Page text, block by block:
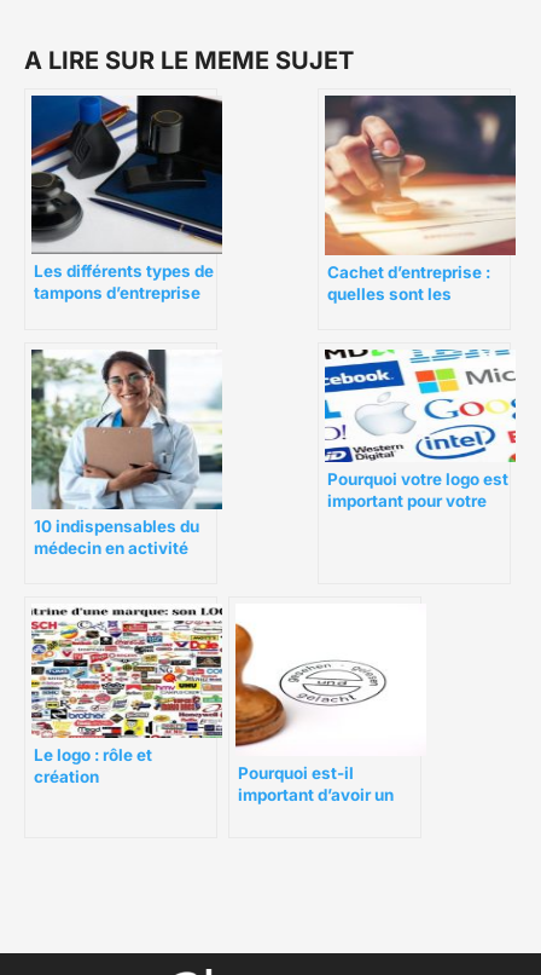
A LIRE SUR LE MEME SUJET
Les différents types de
tampons d’entreprise
Cachet d’entreprise :
quelles sont les
10 indispensables du
médecin en activité
Pourquoi votre logo est
important pour votre
Le logo : rôle et
création
Pourquoi est-il
important d’avoir un